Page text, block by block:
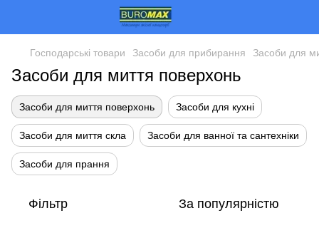
Господарські товари Засоби для прибирання Засоби для
Засоби для миття поверхонь
Засоби для миття поверхонь Засоби для кухні
Засоби для миття скла Засоби для ванної та сантехніки
Засоби для прання
Фільтр За популярністю